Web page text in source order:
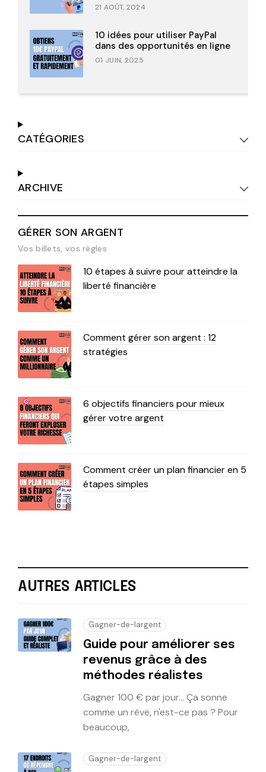
21 AOÛT, 2024
10 idées pour utiliser PayPal
dans des opportunités en ligne
01 JUIN, 2025
CATÉGORIES
ARCHIVE
GÉRER SON ARGENT
Vos billets, vos règles
10 étapes à suivre pour atteindre la
liberté financière
Comment gérer son argent : 12
stratégies
6 objectifs financiers pour mieux
gérer votre argent
Comment créer un plan financier en 5
étapes simples
AUTRES ARTICLES
Gagner-de-largent
Guide pour améliorer ses
revenus grâce à des
méthodes réalistes
Gagner 100 € par jour... Ça sonne
comme un rêve, n'est-ce pas ? Pour
beaucoup,
Gagner-de-largent